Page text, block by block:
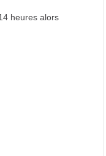
heures alors